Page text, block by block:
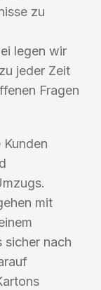
zu
legen wir
jeder Zeit
Fragen
mit
sicher nach